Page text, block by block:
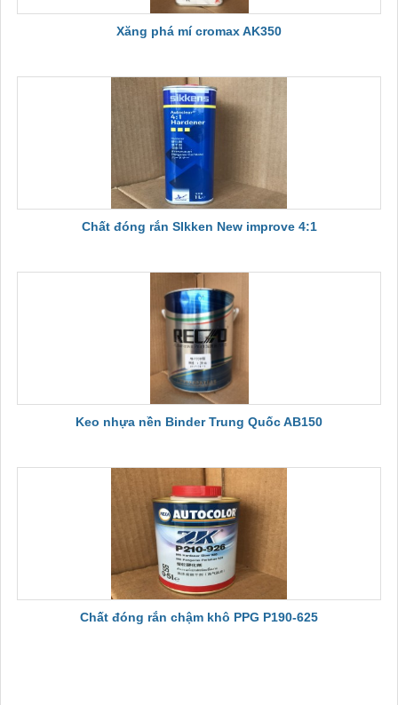
Xăng phá mí cromax AK350
Chất đóng rắn SIkken New improve 4:1
Keo nhựa nền Binder Trung Quốc AB150
Chất đóng rắn chậm khô PPG P190-625